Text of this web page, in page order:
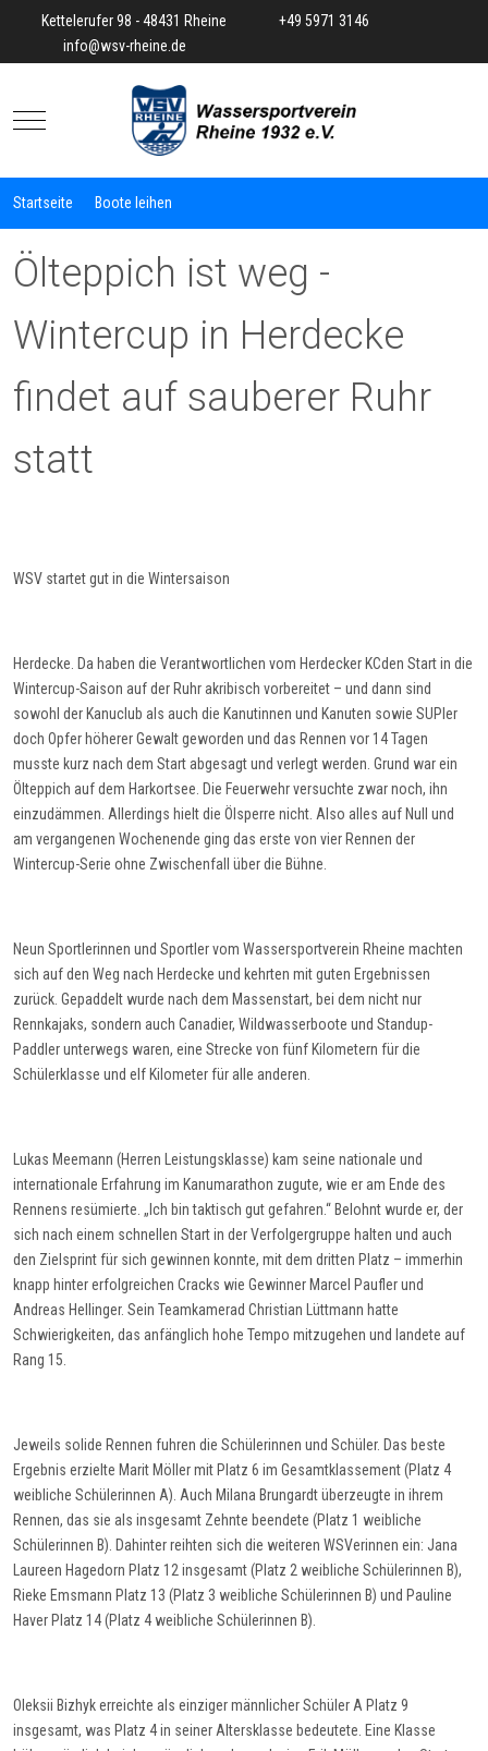
Kettelerufer 98 - 48431 Rheine
+49 5971 3146
info@wsv-rheine.de
Mobile Menu Toggle
Startseite Boote leihen
Ölteppich ist weg -
Wintercup in Herdecke
findet auf sauberer Ruhr
statt
WSV startet gut in die Wintersaison
Herdecke. Da haben die Verantwortlichen vom Herdecker KCden Start in die
Wintercup-Saison auf der Ruhr akribisch vorbereitet – und dann sind
sowohl der Kanuclub als auch die Kanutinnen und Kanuten sowie SUPler
doch Opfer höherer Gewalt geworden und das Rennen vor 14 Tagen
musste kurz nach dem Startabgesagt und verlegt werden. Grund war ein
Ölteppich auf dem Harkortsee. Die Feuerwehr versuchte zwar noch, ihn
einzudämmen. Allerdings hielt die Ölsperre nicht. Also alles auf Null
und
am vergangenen Wochenende ging das erste von vier Rennen der
Wintercup-Serie ohne Zwischenfall über die Bühne.
Neun Sportlerinnen und Sportler vom Wassersportverein Rheine machten
sich auf den Weg nach Herdecke und kehrten mit guten Ergebnissen
zurück. Gepaddelt wurde nach dem Massenstart, bei dem nicht nur
Rennkajaks, sondern auch Canadier, Wildwasserboote und Standup-
Paddler unterwegs waren, eine Strecke von fünf Kilometern für die
Schülerklasse und elf Kilometer für alle anderen.
Lukas Meemann (Herren Leistungsklasse) kam seine nationale und
internationale Erfahrung im Kanumarathon zugute, wie er am Ende des
Rennens resümierte. „Ich bin taktisch gut gefahren.“ Belohnt wurde er, der
sich nach einem schnellen Start in der Verfolgergruppe halten und auch
den Zielsprint für sich gewinnen konnte, mit dem dritten Platz – immerhin
knapp hinter erfolgreichen Cracks wie Gewinner Marcel Pauflerund
Andreas Hellinger. Sein Teamkamerad Christian Lüttmann hatte
Schwierigkeiten, das anfänglich hohe Tempo mitzugehen und landete auf
Rang 15.
Jeweils solide Rennen fuhren die Schülerinnen und Schüler. Das beste
Ergebnis erzielte Marit Möller mit Platz 6 im Gesamtklassement (Platz 4
weibliche Schülerinnen A). Auch Milana Brungardtüberzeugte in ihrem
Rennen, das sie als insgesamt Zehnte beendete (Platz 1 weibliche
Schülerinnen B). Dahinter reihten sich die weiteren WSVerinnen ein: Jana
Laureen Hagedorn Platz 12insgesamt (Platz 2 weibliche Schülerinnen B),
Rieke Emsmann Platz 13 (Platz 3 weibliche Schülerinnen B) und Pauline
Haver Platz 14(Platz 4 weibliche Schülerinnen B).
Oleksii Bizhykerreichte als einziger männlicher Schüler A Platz 9
insgesamt, was Platz 4 in seiner Altersklasse bedeutete. Eine Klasse